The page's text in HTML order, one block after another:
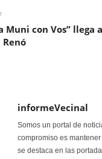
Muni con Vos” llega a
informeVecinal
Somos un portal de
compromiso es
se destaca en las